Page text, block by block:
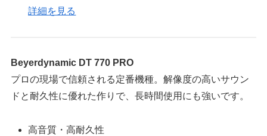
詳細を見る
Beyerdynamic DT 770 PRO
プロの現場で信頼される定番機種。解像度の高いサウン
ドと耐久性に優れた作りで、長時間使用にも強いです。
高音質・高耐久性